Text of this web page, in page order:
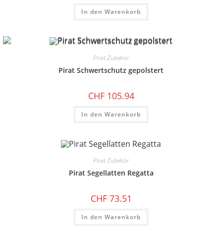
In den Warenkorb
Pirat Zubehör
Pirat Schwertschutz gepolstert
CHF105.94
In den Warenkorb
Pirat Zubehör
Pirat Segellatten Regatta
CHF73.51
In den Warenkorb